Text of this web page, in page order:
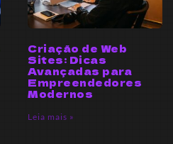
Criação de Web
Sites: Dicas
Avançadas para
Empreendedores
Modernos
Leia mais »